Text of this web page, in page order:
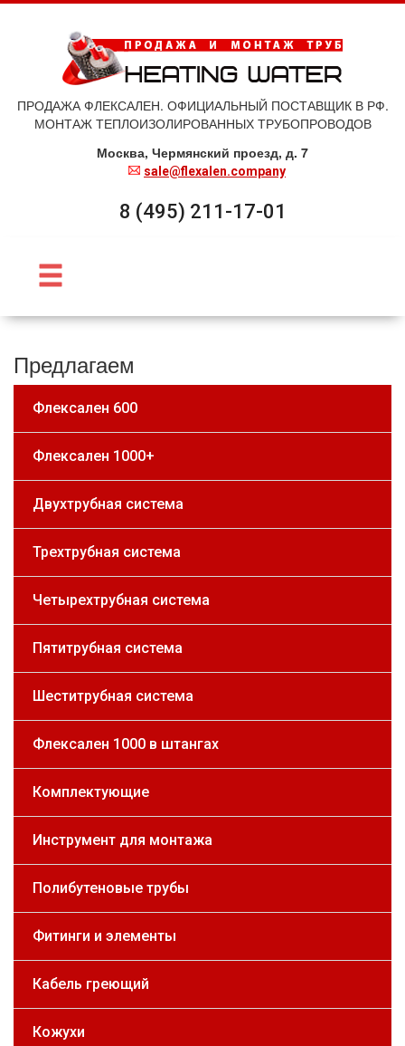
ПРОДАЖА ФЛЕКСАЛЕН. ОФИЦИАЛЬНЫЙ ПОСТАВЩИК В РФ.
МОНТАЖ ТЕПЛОИЗОЛИРОВАННЫХ ТРУБОПРОВОДОВ
Москва, Чермянский проезд, д. 7
sale@flexalen.company
8 (495) 211-17-01
Предлагаем
Флексален 600
Флексален 1000+
Двухтрубная система
Трехтрубная система
Четырехтрубная система
Пятитрубная система
Шеститрубная система
Флексален 1000 в штангах
Комплектующие
Инструмент для монтажа
Полибутеновые трубы
Фитинги и элементы
Кабель греющий
Кожухи